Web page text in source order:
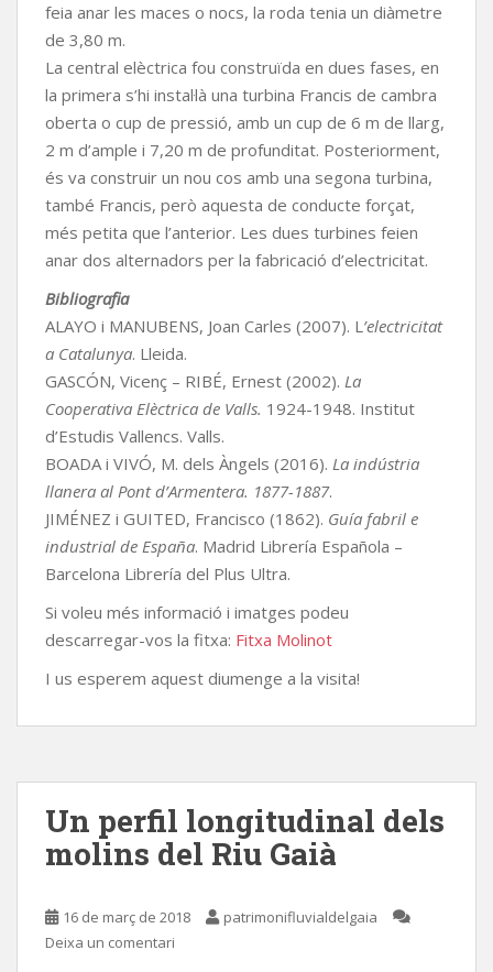
feia anar les maces o nocs, la roda tenia un diàmetre
de 3,80 m.
La central elèctrica fou construïda en dues fases, en
la primera s’hi instal·là una turbina Francis de cambra
oberta o cup de pressió, amb un cup de 6 m de llarg,
2 m d’ample i 7,20 m de profunditat. Posteriorment,
és va construir un nou cos amb una segona turbina,
també Francis, però aquesta de conducte forçat,
més petita que l’anterior. Les dues turbines feien
anar dos alternadors per la fabricació d’electricitat.
Bibliografia
ALAYO i MANUBENS, Joan Carles (2007). L’electricitat
a Catalunya. Lleida.
GASCÓN, Vicenç – RIBÉ, Ernest (2002). La
Cooperativa Elèctrica de Valls. 1924-1948. Institut
d’Estudis Vallencs. Valls.
BOADA i VIVÓ, M. dels Àngels (2016). La indústria
llanera al Pont d’Armentera. 1877-1887.
JIMÉNEZ i GUITED, Francisco (1862). Guía fabril e
industrial de España. Madrid Librería Española –
Barcelona Librería del Plus Ultra.
Si voleu més informació i imatges podeu
descarregar-vos la fitxa: Fitxa Molinot
I us esperem aquest diumenge a la visita!
Un perfil longitudinal dels
molins del Riu Gaià
16 de març de 2018
patrimonifluvialdelgaia
Deixa un comentari